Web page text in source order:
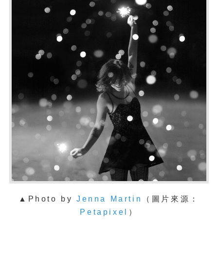
▲Photo byJenna Martin
（圖片來源：
Petapixel
）